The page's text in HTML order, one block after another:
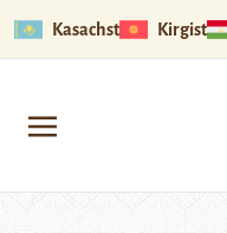
Kasachstan Kirgistan